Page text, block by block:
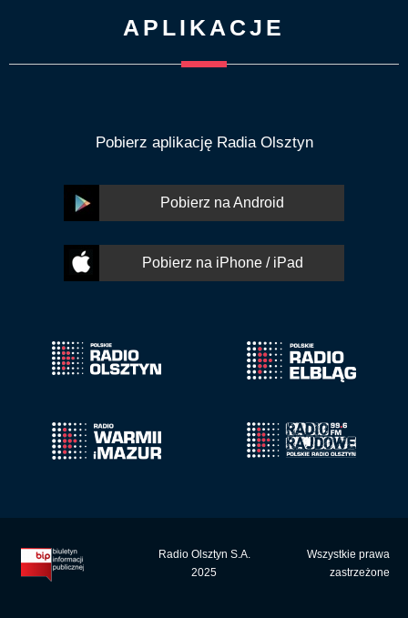
APLIKACJE
Pobierz aplikację Radia Olsztyn
Pobierz na Android
Pobierz na iPhone / iPad
Radio Olsztyn S.A.
2025
Wszystkie prawa
zastrzeżone